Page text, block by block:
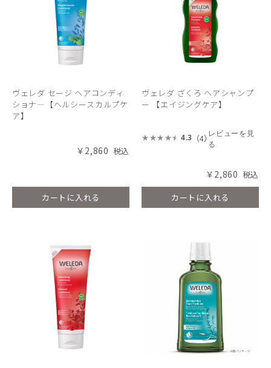
ヴェレダ セージ ヘアコンディ
ショナ―【ヘルシースカルプケ
ア】
￥2,860
カートに入れる
ヴェレダ ざくろ ヘアシャンプ
ー 【エイジングケア】
4.3 （4） レビューを見
る
￥2,860
カートに入れる